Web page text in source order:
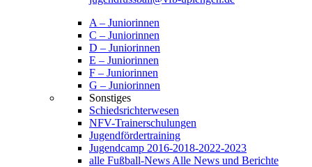
A – Juniorinnen
C – Juniorinnen
D – Juniorinnen
E – Juniorinnen
F – Juniorinnen
G – Juniorinnen
Sonstiges
Schiedsrichterwesen
NFV-Trainerschulungen
Jugendfördertraining
Jugendcamp 2016-2018-2022-2023
alle Fußball-News Alle News und Berichte